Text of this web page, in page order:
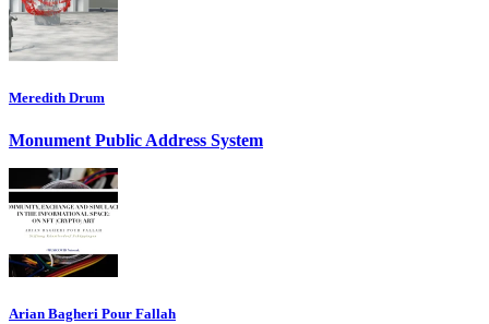
Meredith Drum
Monument Public Address System
Arian Bagheri Pour Fallah